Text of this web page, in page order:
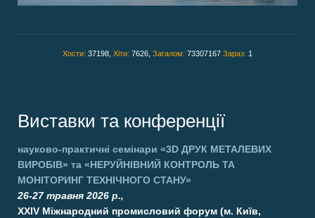
Хости: 37198, Хіти: 7626, Загалом: 73307167 Зараз: 1
Виставки та конференції
науково-практичні семінари «3D ДРУК МЕТАЛЕВИХ
ВИРОБІВ» та «НЕРУЙНІВНИЙ КОНТРОЛЬ ТА
МОНІТОРИНГ ТЕХНІЧНОГО СТАНУ»
26-27 травня 2026 р.,
XXIV Міжнародний промисловий форум (м. Київ,